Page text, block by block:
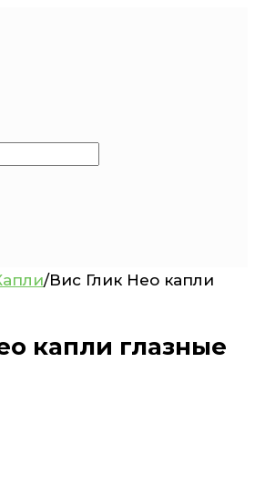
/Вис Глик Нео капли
капли глазные